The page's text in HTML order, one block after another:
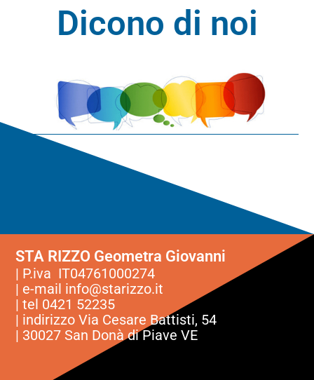
Dicono di noi
STA RIZZO Geometra Giovanni
| P.iva IT04761000274
| e-mail info@starizzo.it
| tel 0421 52235
| indirizzo Via Cesare Battisti, 54
| 30027 San Donà di Piave VE